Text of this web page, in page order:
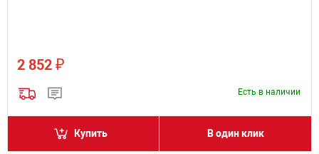
2 852 ₽
Есть в наличии
Купить В один клик